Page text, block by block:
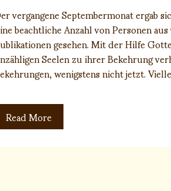
vergangene Septembermonat ergab
beachtliche Anzahl von Personen
gesehen. Mit der Hilfe
Seelen zu ihrer Bekehrung
wenigstens nicht jetzt.
Read More